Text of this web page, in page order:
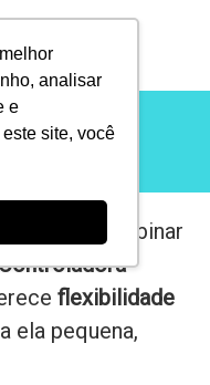
analisar
e
site, você
um webinar
flexibilidade
ela pequena,